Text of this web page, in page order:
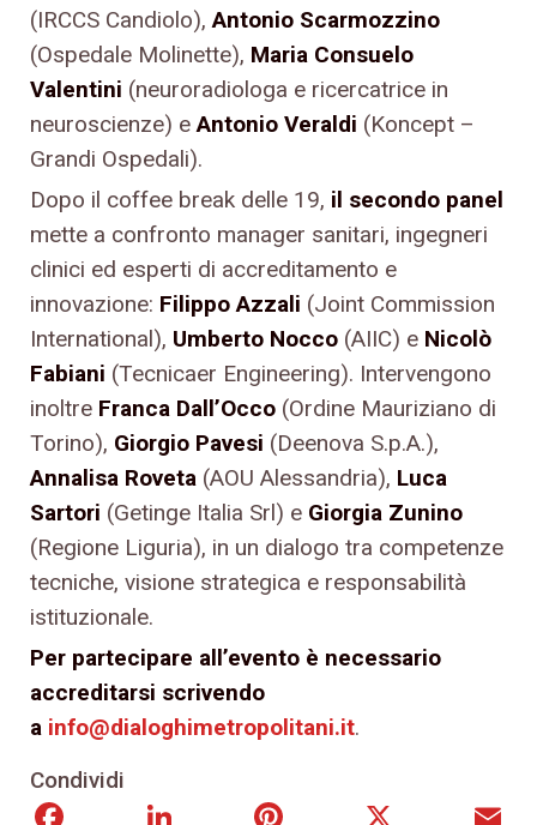
(IRCCS Candiolo), Antonio Scarmozzino
(Ospedale Molinette), Maria Consuelo
Valentini (neuroradiologa e ricercatrice in
neuroscienze) e Antonio Veraldi (Koncept –
Grandi Ospedali).
Dopo il coffee break delle 19, il secondo panel
mette a confronto manager sanitari, ingegneri
clinici ed esperti di accreditamento e
innovazione: Filippo Azzali (Joint Commission
International), Umberto Nocco (AIIC) e Nicolò
Fabiani (Tecnicaer Engineering). Intervengono
inoltre Franca Dall’Occo (Ordine Mauriziano di
Torino), Giorgio Pavesi (Deenova S.p.A.),
Annalisa Roveta (AOU Alessandria), Luca
Sartori (Getinge Italia Srl) e Giorgia Zunino
(Regione Liguria), in un dialogo tra competenze
tecniche, visione strategica e responsabilità
istituzionale.
Per partecipare all’evento è necessario
accreditarsi scrivendo
a info@dialoghimetropolitani.it.
Condividi